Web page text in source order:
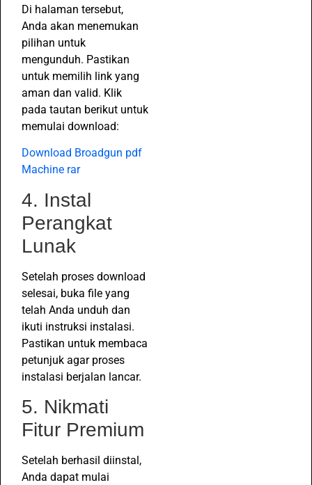
Di halaman tersebut,
Anda akan menemukan
pilihan untuk
mengunduh. Pastikan
untuk memilih link yang
aman dan valid. Klik
pada tautan berikut untuk
memulai download:
Download Broadgun pdf
Machine rar
4. Instal
Perangkat
Lunak
Setelah proses download
selesai, buka file yang
telah Anda unduh dan
ikuti instruksi instalasi.
Pastikan untuk membaca
petunjuk agar proses
instalasi berjalan lancar.
5. Nikmati
Fitur Premium
Setelah berhasil diinstal,
Anda dapat mulai